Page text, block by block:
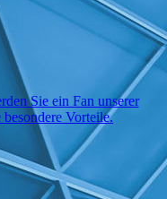
Sie ein Fan unserer
Vorteile.